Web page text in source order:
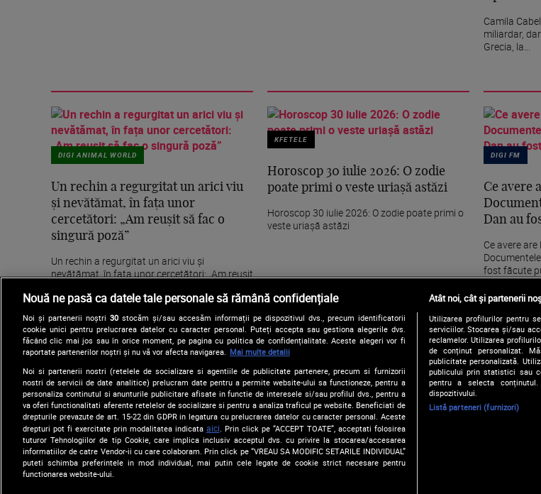
Camila
miliardar,
Grecia, la...
DIGI ANIMAL WORLD
Un rechin a regurgitat un arici viu
și nevătămat, în fața unor
cercetători: „Am reușit să fac o
singură poză”
Un rechin a regurgitat un arici viu și
nevătămat, în fața unor cercetători: „Am reușit
KFETELE
Horoscop 30 iulie 2026: O zodie
poate primi o veste uriașă astăzi
Horoscop 30 iulie 2026: O zodie poate primi o
veste uriașă astăzi
DIGI FM
Ce avere
Dan au
Ce avere
fost făcute
Copyright © 2026 / DIGI ROMANIA S.A. Termene și condiții
Nouă ne pasă ca datele tale personale să rămână confidențiale
Noi și partenerii noștri 30stocăm și/sau accesăm informații pe dispozitivul dvs., precum identificatorii
cookie unici pentru prelucrarea datelor cu caracter personal. Puteți accepta sau gestiona alegerile dvs.
făcând clic mai jos sau în orice moment, pe pagina cu politica de confidențialitate. Aceste alegeri vor fi
raportate partenerilor noștri și nu vă vor afecta navigarea. Mai multe detalii
Noi si partenerii nostri (retelele de socializare si agentiile de publicitate partenere, precum si furnizorii
nostri de servicii de date analitice) prelucram date pentru a permite website-ului sa functioneze, pentru a
personaliza continutul si anunturile publicitare afisate in functie de interesele si/sau profilul dvs., pentru a
va oferi functionalitati aferente retelelor de socializare si pentru a analiza traficul pe website. Beneficiati de
drepturile prevazute de art. 15-22 din GDPR in legatura cu prelucrarea datelor cu caracter personal. Aceste
drepturi pot fi exercitate prin modalitatea indicata aici . Prin click pe “ACCEPT TOATE”, acceptati folosirea
tuturor Tehnologiilor de tip Cookie, care implica inclusiv acceptul dvs. cu privire la stocarea/accesarea
informatiilor de catre Vendor-ii cu care colaboram. Prin click pe “VREAU SA MODIFIC SETARILE INDIVIDUAL”
puteti schimba preferintele in mod individual, mai putin cele legate de cookie strict necesare pentru
functionarea website-ului.
Atât noi, cât și partenerii
Utilizarea profilurilor pentru
serviciilor. Stocarea și/sau
reclamelor. Utilizarea
de conținut personalizat.
publicitate personalizată.
publicului prin statistici sau
pentru a selecta
dispozitivului.
Listă parteneri (furnizori)